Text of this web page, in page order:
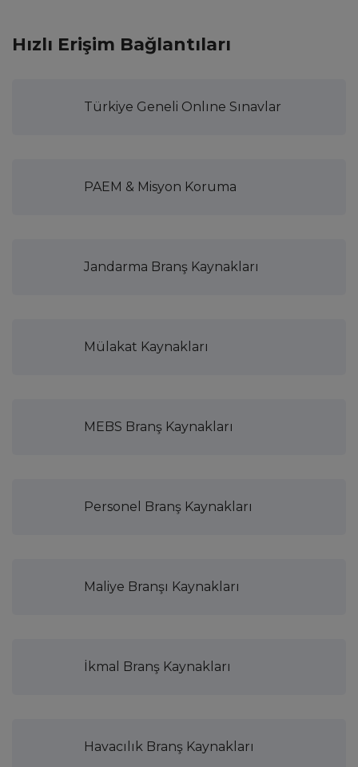
Hızlı Erişim Bağlantıları
Türkiye Geneli Onlıne Sınavlar
PAEM & Misyon Koruma
Jandarma Branş Kaynakları
Mülakat Kaynakları
MEBS Branş Kaynakları
Personel Branş Kaynakları
Maliye Branşı Kaynakları
İkmal Branş Kaynakları
Havacılık Branş Kaynakları